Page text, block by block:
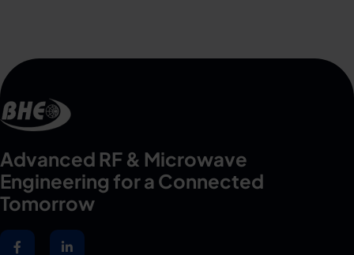
Advanced RF & Microwave
Engineering for a Connected
Tomorrow